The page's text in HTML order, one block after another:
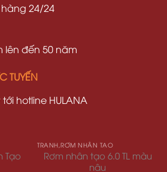
24/24
lên đến 50 năm
TUYẾN
hotline HULANA
Tạo
TRANH,RƠM NHÂN TẠO
Rơm nhân tạo 6.0 TL màu
nâu